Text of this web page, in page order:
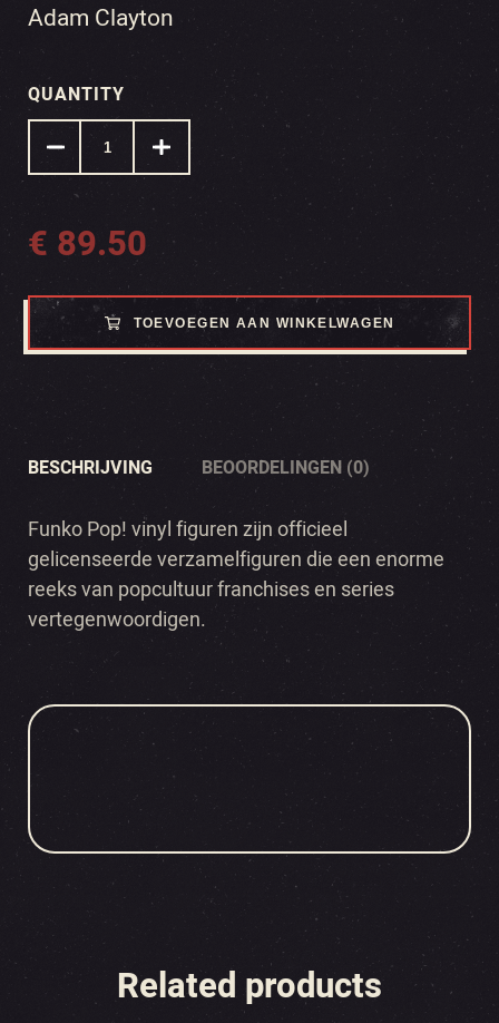
Adam Clayton
QUANTITY
€ 89.50
TOEVOEGEN AAN WINKELWAGEN
BESCHRIJVING BEOORDELINGEN (0)
Funko Pop! vinyl figuren zijn officieel
gelicenseerde verzamelfiguren die een enorme
reeks van popcultuur franchises en series
vertegenwoordigen.
Related products